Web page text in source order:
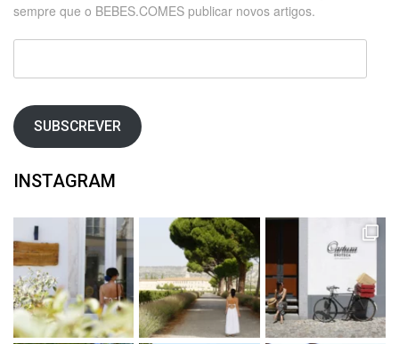
sempre que o BEBES.COMES publicar novos artigos.
Endereço
email
SUBSCREVER
INSTAGRAM